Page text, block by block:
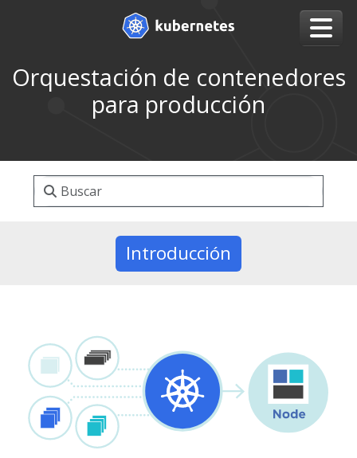
Orquestación de contenedores
para producción
Introducción